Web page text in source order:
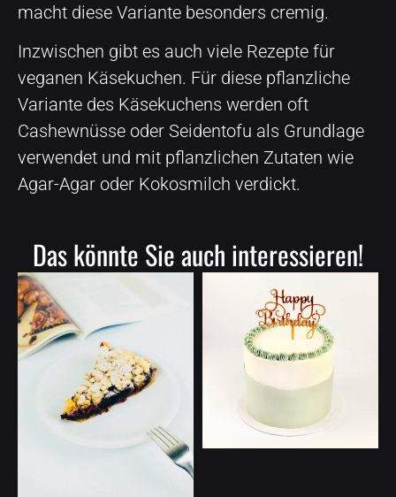
macht diese Variante besonders cremig.
Inzwischen gibt es auch viele Rezepte für
veganen Käsekuchen. Für diese pflanzliche
Variante des Käsekuchens werden oft
Cashewnüsse oder Seidentofu als Grundlage
verwendet und mit pflanzlichen Zutaten wie
Agar-Agar oder Kokosmilch verdickt.
Das könnte Sie auch interessieren!